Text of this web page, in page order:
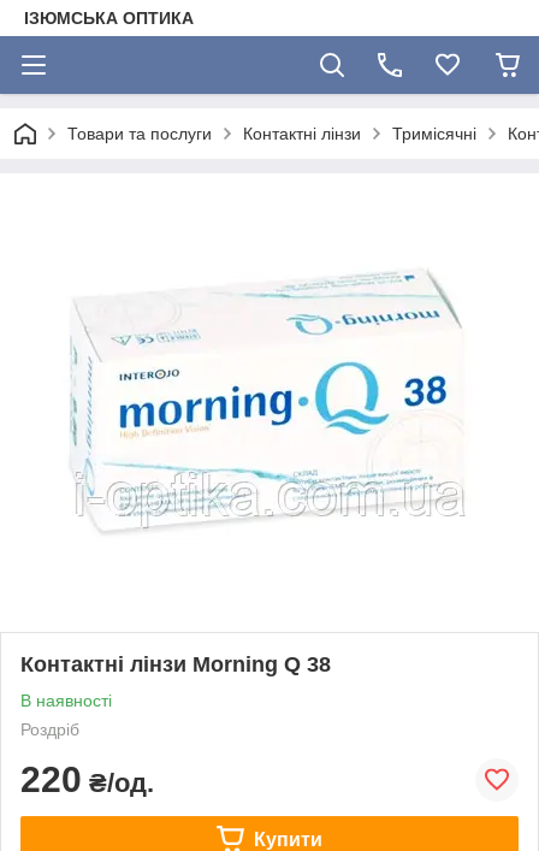
ІЗЮМСЬКА ОПТИКА
Товари та послуги Контактні лінзи Тримісячні
Контактні лінзи Morning Q 38
В наявності
Роздріб
220 ₴/од.
Купити